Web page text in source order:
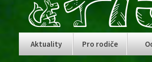
Aktuality Pro rodiče